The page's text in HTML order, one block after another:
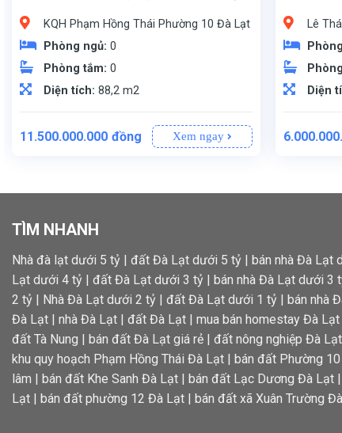
KQH Phạm Hồng Thái Phường 10 Đà Lạt
Phòng ngủ: 0
Phòng tắm: 0
Diện tích: 88,2 m2
11.500.000.000 đồng Xem ngay
Lê
Diện
TÌM NHANH
Nhà đà lạt dưới 5 tỷ | đất Đà Lạt dưới 5 tỷ | bán nhà Đà Lạt
Lạt dưới 4 tỷ | đất Đà Lạt dưới 3 tỷ | bán nhà Đà Lạt dưới 3
2 tỷ | Nhà Đà Lạt dưới 2 tỷ | đất Đà Lạt dưới 1 tỷ | bán nhà
Đà Lạt | nhà Đà Lạt | đất Đà Lạt | mua bán homestay Đà Lạt
đất Tà Nung | bán đất Đà Lạt giá rẻ | đất nông nghiệp Đà Lạt
khu quy hoạch Phạm Hồng Thái Đà Lạt | bán đất Phường
lâm | bán đất Khe Sanh Đà Lạt | bán đất Lạc Dương Đà Lạt |
Lạt | bán đất phường 12 Đà Lạt | bán đất xã Xuân Trường